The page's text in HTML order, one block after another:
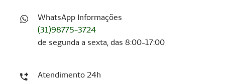
WhatsApp Informações
(31)98775-3724
de segunda a sexta, das 8:00-17:00
Atendimento 24h